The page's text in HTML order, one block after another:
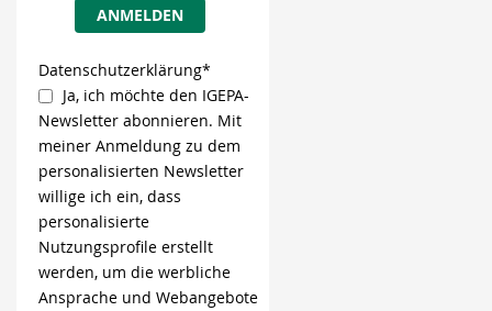
ANMELDEN
Datenschutzerklärung*
Ja, ich möchte den IGEPA-
Newsletter abonnieren. Mit
meiner Anmeldung zu dem
personalisierten Newsletter
willige ich ein, dass
personalisierte
Nutzungsprofile erstellt
werden, um die werbliche
Ansprache und Webangebote